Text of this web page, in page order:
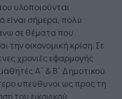
υλοποιούνται
είναι σήμερα, πολύ
σε θέματα που
οικονομική κρίση. Σε
χρονιές εφαρμογής
Α΄ & Β΄ Δημοτικού
υπεύθυνοι ως προς τη
του εικονικού